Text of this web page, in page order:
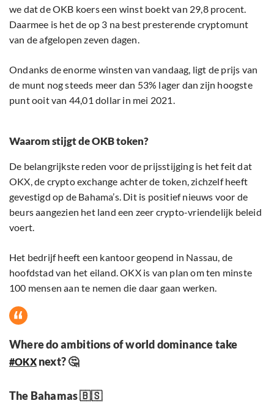
we dat de OKB koers een winst boekt van 29,8 procent.
Daarmee is het de op 3 na best presterende cryptomunt
van de afgelopen zeven dagen.
Ondanks de enorme winsten van vandaag, ligt de prijs van
de munt nog steeds meer dan 53% lager dan zijn hoogste
punt ooit van 44,01 dollar in mei 2021.
Waarom stijgt de OKB token?
De belangrijkste reden voor de prijsstijging is het feit dat
OKX, de crypto exchange achter de token, zichzelf heeft
gevestigd op de Bahama’s. Dit is positief nieuws voor de
beurs aangezien het land een zeer crypto-vriendelijk beleid
voert.
Het bedrijf heeft een kantoor geopend in Nassau, de
hoofdstad van het eiland. OKX is van plan om ten minste
100 mensen aan te nemen die daar gaan werken.
Where do ambitions of world dominance take
#OKXnext? 🤔
The Bahamas 🇧🇸